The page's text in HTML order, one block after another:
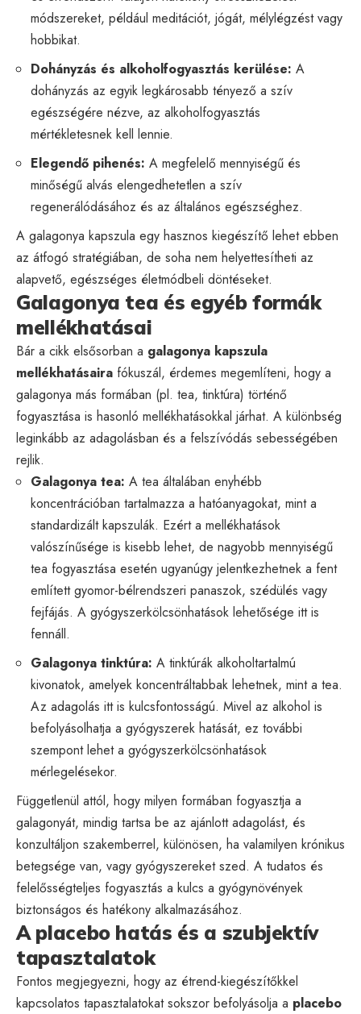
módszereket, például meditációt, jógát, mélylégzést vagy
hobbikat.
Dohányzás és alkoholfogyasztás kerülése: A
dohányzás az egyik legkárosabb tényező a szív
egészségére nézve, az alkoholfogyasztás
mértékletesnek kell lennie.
Elegendő pihenés: A megfelelő mennyiségű és
minőségű alvás elengedhetetlen a szív
regenerálódásához és az általános egészséghez.
A galagonya kapszula egy hasznos kiegészítő lehet ebben
az átfogó stratégiában, de soha nem helyettesítheti az
alapvető, egészséges életmódbeli döntéseket.
Galagonya tea és egyéb formák
mellékhatásai
Bár a cikk elsősorban a galagonya kapszula
mellékhatásaira fókuszál, érdemes megemlíteni, hogy a
galagonya más formában (pl. tea, tinktúra) történő
fogyasztása is hasonló mellékhatásokkal járhat. A különbség
leginkább az adagolásban és a felszívódás sebességében
rejlik.
Galagonya tea: A tea általában enyhébb
koncentrációban tartalmazza a hatóanyagokat, mint a
standardizált kapszulák. Ezért a mellékhatások
valószínűsége is kisebb lehet, de nagyobb mennyiségű
tea fogyasztása esetén ugyanúgy jelentkezhetnek a fent
említett gyomor-bélrendszeri panaszok, szédülés vagy
fejfájás. A gyógyszerkölcsönhatások lehetősége itt is
fennáll.
Galagonya tinktúra: A tinktúrák alkoholtartalmú
kivonatok, amelyek koncentráltabbak lehetnek, mint a tea.
Az adagolás itt is kulcsfontosságú. Mivel az alkohol is
befolyásolhatja a gyógyszerek hatását, ez további
szempont lehet a gyógyszerkölcsönhatások
mérlegelésekor.
Függetlenül attól, hogy milyen formában fogyasztja a
galagonyát, mindig tartsa be az ajánlott adagolást, és
konzultáljon szakemberrel, különösen, ha valamilyen krónikus
betegsége van, vagy gyógyszereket szed. A tudatos és
felelősségteljes fogyasztás a kulcs a gyógynövények
biztonságos és hatékony alkalmazásához.
A placebo hatás és a szubjektív
tapasztalatok
Fontos megjegyezni, hogy az étrend-kiegészítőkkel
kapcsolatos tapasztalatokat sokszor befolyásolja a placebo